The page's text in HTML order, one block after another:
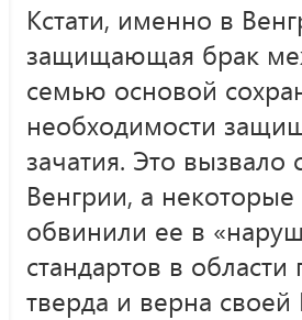
Кстати, именно в
защищающая брак
семью основой
необходимости
зачатия. Это вызвало
Венгрии, а
обвинили ее в
стандартов в
тверда и верна своей